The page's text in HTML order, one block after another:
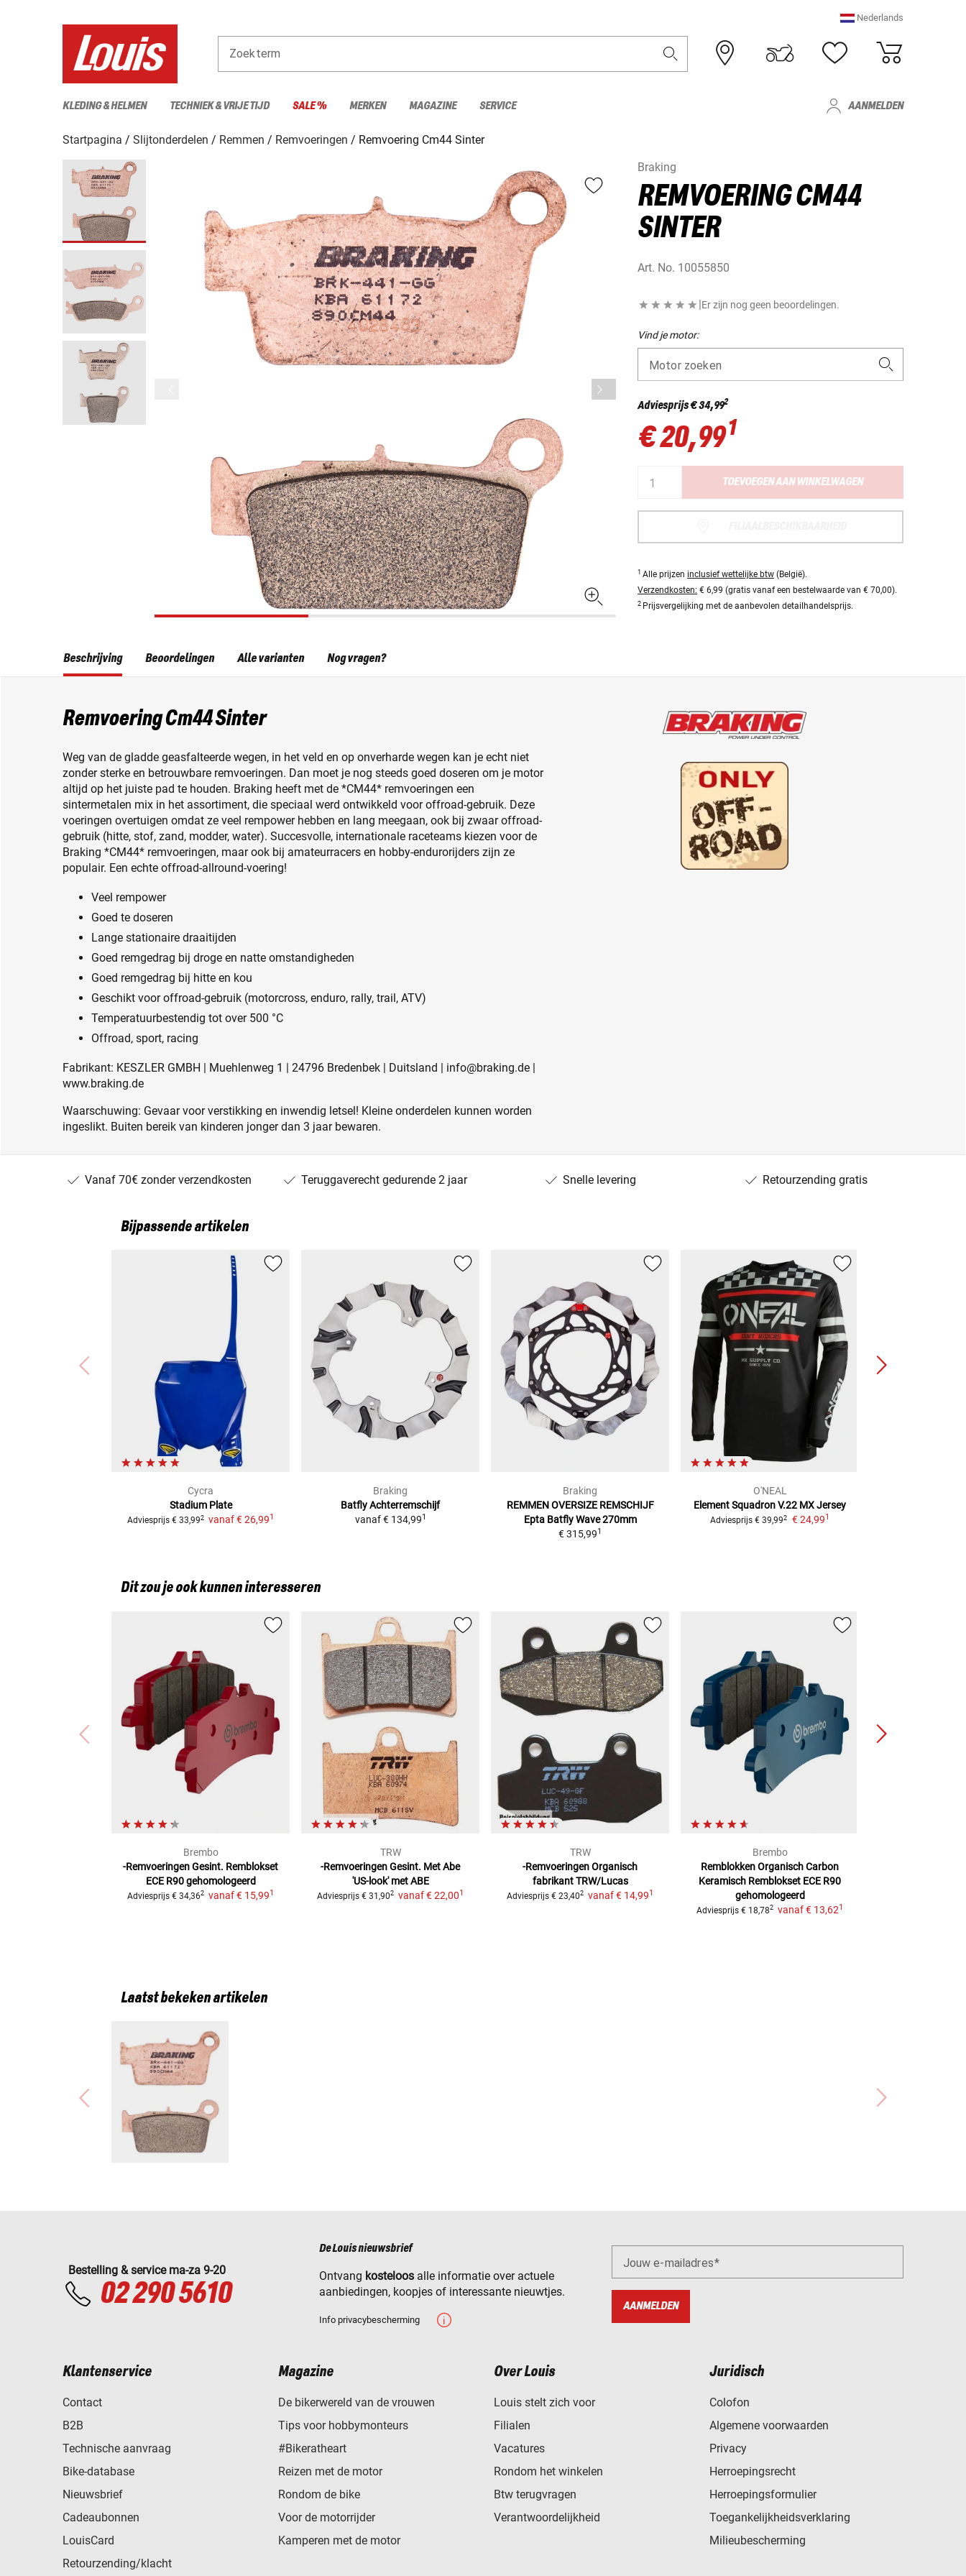
Nederlands
Zoekterm
KLEDING & HELMEN TECHNIEK & VRIJE TIJD SALE % MERKEN MAGAZINE SERVICE AANMELDEN
Startpagina Slijtonderdelen Remmen Remvoeringen
Remvoering Cm44 Sinter
Braking
REMVOERING CM44
SINTER
Art. No. 10055850
|Er zijn nog geen beoordelingen.
Vind je motor:
Motor zoeken
Adviesprijs€ 34,992
€ 20,991
TOEVOEGEN AAN WINKELWAGEN
1 Alle prijzen inclusief wettelijke btw (België).
Verzendkosten: € 6,99 (gratis vanaf een bestelwaarde van € 70,00).
2 Prijsvergelijking met de aanbevolen detailhandelsprijs.
Beschrijving
Remvoering Cm44 Sinter
Weg van de gladde geasfalteerde wegen, in het veld en op onverharde wegen kan je echt niet
zonder sterke en betrouwbare remvoeringen. Dan moet je nog steeds goed doseren om je motor
altijd op het juiste pad te houden. Braking heeft met de *CM44* remvoeringen een
sintermetalen mix in het assortiment, die speciaal werd ontwikkeld voor offroad-gebruik. Deze
voeringen overtuigen omdat ze veel rempower hebben en lang meegaan, ook bij zwaar offroad-
gebruik (hitte, stof, zand, modder, water). Succesvolle, internationale raceteams kiezen voor de
Braking *CM44* remvoeringen, maar ook bij amateurracers en hobby-endurorijders zijn ze
populair. Een echte offroad-allround-voering!
Veel rempower
Goed te doseren
Lange stationaire draaitijden
Goed remgedrag bij droge en natte omstandigheden
Goed remgedrag bij hitte en kou
Geschikt voor offroad-gebruik (motorcross, enduro, rally, trail, ATV)
Temperatuurbestendig tot over 500 °C
Offroad, sport, racing
Fabrikant: KESZLER GMBH | Muehlenweg 1 | 24796 Bredenbek | Duitsland | info@braking.de |
www.braking.de
Waarschuwing: Gevaar voor verstikking en inwendig letsel! Kleine onderdelen kunnen worden
ingeslikt. Buiten bereik van kinderen jonger dan 3 jaar bewaren.
Beoordelingen Alle varianten Nog vragen?
Vanaf 70€ zonder verzendkosten Teruggaverecht gedurende 2 jaar Snelle levering Retourzending gratis
Bijpassende artikelen
Cycra
Stadium Plate
Adviesprijs € 33,992 vanaf€ 26,991
Braking
Batfly Achterremschijf
vanaf € 134,991
Braking
REMMEN OVERSIZE REMSCHIJF
Epta Batfly Wave 270mm
€ 315,991
O'NEAL
Element Squadron V.22 MX Jersey
Adviesprijs € 39,992 € 24,991
Dit zou je ook kunnen interesseren
Brembo
-Remvoeringen Gesint. Remblokset
ECE R90 gehomologeerd
Adviesprijs € 34,362 vanaf€ 15,991
TRW
-Remvoeringen Gesint. Met Abe
'US-look' met ABE
Adviesprijs € 31,902 vanaf€ 22,001
TRW
-Remvoeringen Organisch
fabrikant TRW/Lucas
Adviesprijs € 23,402 vanaf€ 14,991
Brembo
Remblokken Organisch Carbon
Keramisch Remblokset ECE R90
gehomologeerd
Adviesprijs € 18,782 vanaf€ 13,621
Laatst bekeken artikelen
Bestelling & service ma-za 9-20
02 290 5610
De Louis nieuwsbrief
Ontvang kosteloos alle informatie over actuele
aanbiedingen, koopjes of interessante nieuwtjes.
Info privacybescherming
Jouw e-mailadres
AANMELDEN
Klantenservice
Contact
B2B
Technische aanvraag
Bike-database
Nieuwsbrief
Cadeaubonnen
LouisCard
Retourzending/klacht
Magazine
De bikerwereld van de vrouwen
Tips voor hobbymonteurs
#Bikeratheart
Reizen met de motor
Rondom de bike
Voor de motorrijder
Kamperen met de motor
Over Louis
Louis stelt zich voor
Filialen
Vacatures
Rondom het winkelen
Btw terugvragen
Verantwoordelijkheid
Juridisch
Colofon
Algemene voorwaarden
Privacy
Herroepingsrecht
Herroepingsformulier
Toegankelijkheidsverklaring
Milieubescherming